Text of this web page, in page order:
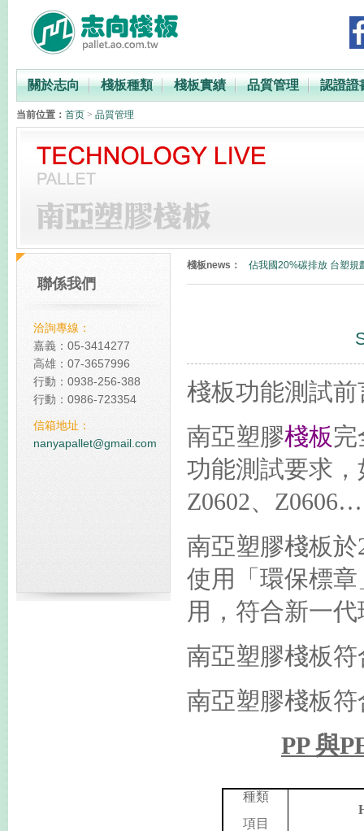
關於志向 棧板種類 棧板實績 品質管理 認證證
当前位置： 首页 > 品質管理
聯係我們
洽詢專線：
嘉義：05-3414277
高雄：07-3657996
行動：0938-256-388
行動：0986-723354
信箱地址：
nanyapallet@gmail.com
棧板news： 佔我國20%碳排放 台塑規
台灣最快2023年徵收碳費
佔我國20%碳排放 台塑規
全球減碳表現台灣倒數第
棧板功能測試前
南亞塑膠棧板完
功能測試要求，
Z0602、
南亞塑膠棧板於
使用「環保標
用，符合新一
南亞塑膠棧板符
南亞塑膠棧板符
PP與
種類
項目